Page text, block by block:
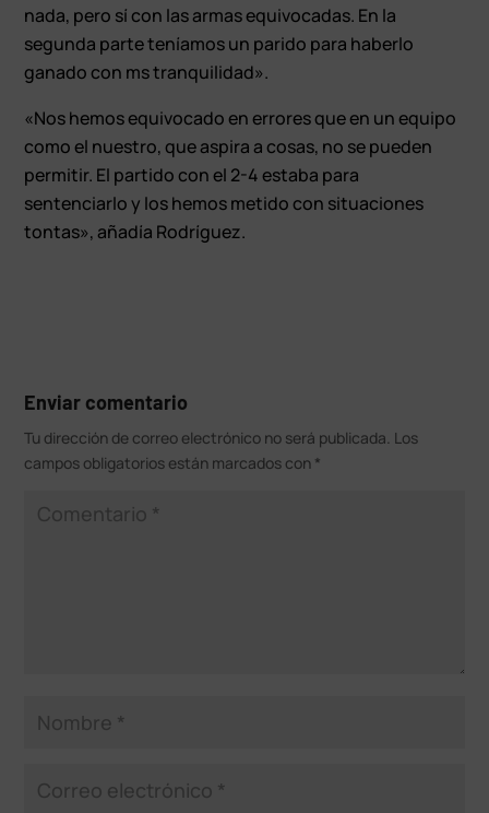
nada, pero sí con las armas equivocadas. En la
segunda parte teníamos un parido para haberlo
ganado con ms tranquilidad».
«Nos hemos equivocado en errores que en un equipo
como el nuestro, que aspira a cosas, no se pueden
permitir. El partido con el 2-4 estaba para
sentenciarlo y los hemos metido con situaciones
tontas», añadía Rodríguez.
Enviar comentario
Tu dirección de correo electrónico no será publicada. Los
campos obligatorios están marcados con *